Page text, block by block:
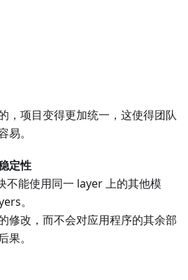
，项目变得更加统一，这使得团队
。
定性
不能使用同一 layer 上的其他模
。
修改，而不会对应用程序的其余部
。